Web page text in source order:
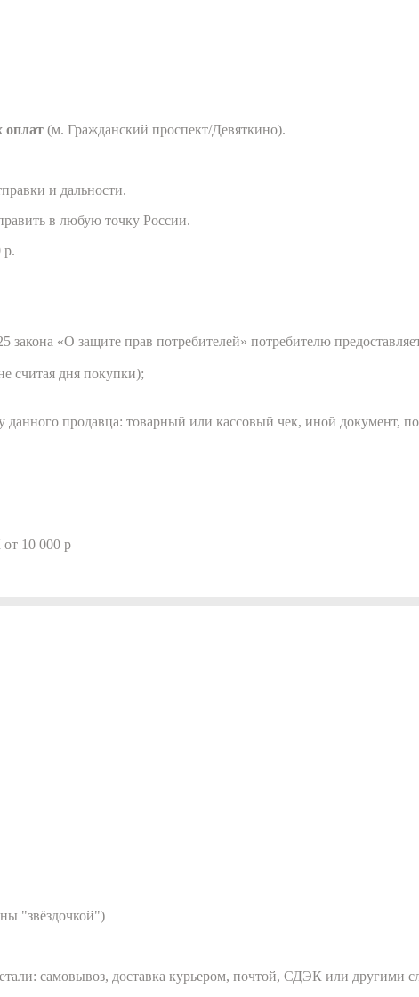
(м. Гражданский проспект/Девяткино).
и дальности.
в любую точку России.
р.
закона «О защите прав потребителей» потребителю
считая дня покупки);
данного продавца: товарный или кассовый чек, иной документ,
10 000 р
"звёздочкой")
самовывоз, доставка курьером, почтой, СДЭК или другими